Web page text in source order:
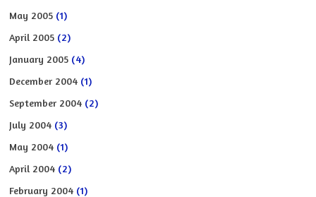
May 2005 (1)
April 2005 (2)
January 2005 (4)
December 2004 (1)
September 2004 (2)
July 2004 (3)
May 2004 (1)
April 2004 (2)
February 2004 (1)